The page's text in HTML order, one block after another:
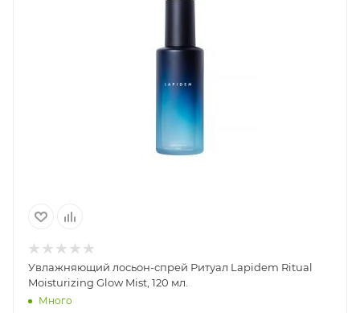
Увлажняющий лосьон-спрей Ритуал Lapidem Ritual
Moisturizing Glow Mist, 120 мл.
Много